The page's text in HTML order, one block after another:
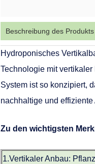
Beschreibung des Produkts
Hydroponisches
Technologie mit
System ist so konzipiert,
nachhaltige und
Zu den wichtigsten
1.Vertikaler Anbau: